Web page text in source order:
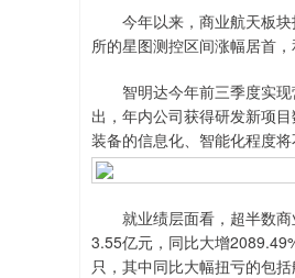
今年以来，商业航天板块
所的星图测控区间涨幅居首
智明达今年前三季度实现
出，年内公司获得研发新项
装备的信息化、智能化程度
就业绩层面看，超半数商
3.55亿元，同比大增
只，其中同比大幅扭亏的包